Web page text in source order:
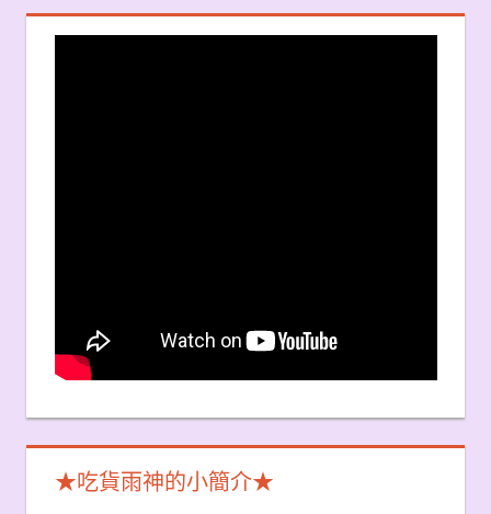
★吃貨雨神的小簡介★